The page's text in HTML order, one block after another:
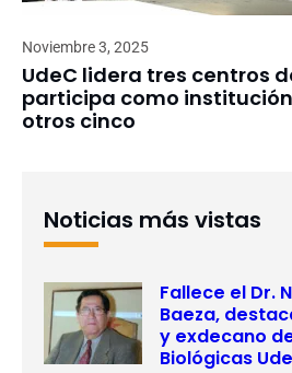
Noviembre 3, 2025
UdeC lidera tres centros
participa como
otros cinco
Noticias más vistas
Fallece el Dr.
Baeza,
y exdecano
Biológicas